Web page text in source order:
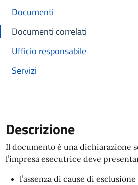
Documenti
Documenti correlati
Ufficio responsabile
Servizi
Descrizione
Il documento è una dichiarazione
l’impresa esecutrice deve
l’assenza di cause di